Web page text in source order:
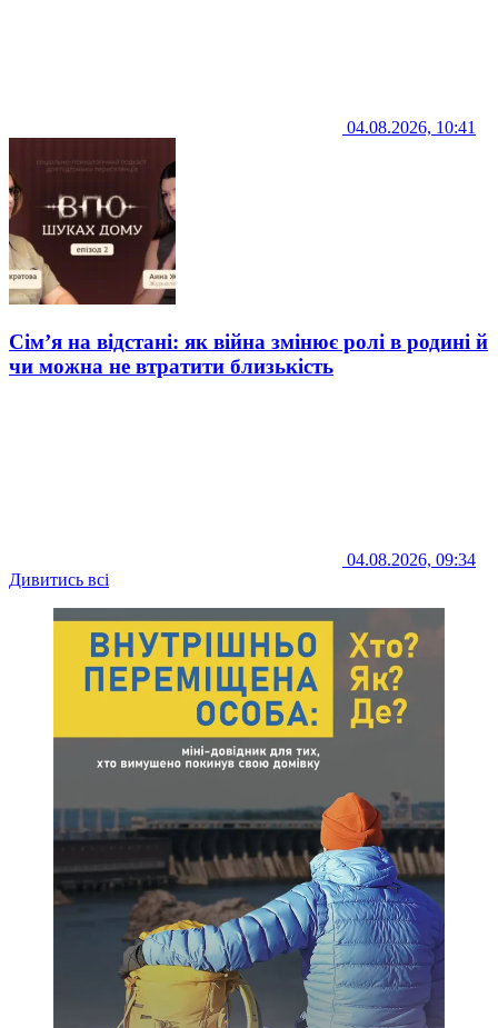
04.08.2026, 10:41
Сім’я на відстані: як війна змінює ролі в родині й
чи можна не втратити близькість
04.08.2026, 09:34
Дивитись всі